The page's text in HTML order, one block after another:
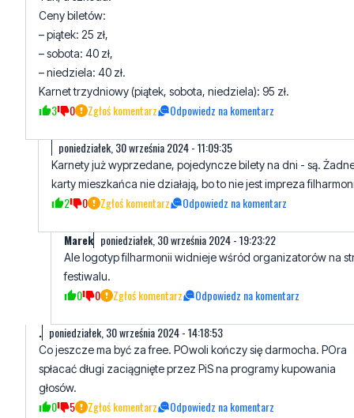
– niedziela: 40 zł.
Karnet trzydniowy (piątek, sobota, niedziela): 95 zł.
3 0 Zgłoś komentarz
poniedziałek, 30 września 2024 - 11:09:35
Karnety już wyprzedane, pojedyncze bilety na dni - są.
2 0 Zgłoś komentarz Odpowiedz na komentarz
Marek poniedziałek, 30 września 2024 - 19:23:22
Ale logotyp filharmonii widnieje wśród organizatorów na
0 0 Zgłoś komentarz Odpowiedz na komentarz
poniedziałek, 30 września 2024 - 14:18:53
Co jeszcze ma być za free. POwoli kończy się darmocha. POra
głosów.
0 5 Zgłoś komentarz Odpowiedz na komentarz
poniedziałek, 30 września 2024 - 15:02:23
Odgrzewane kotlety